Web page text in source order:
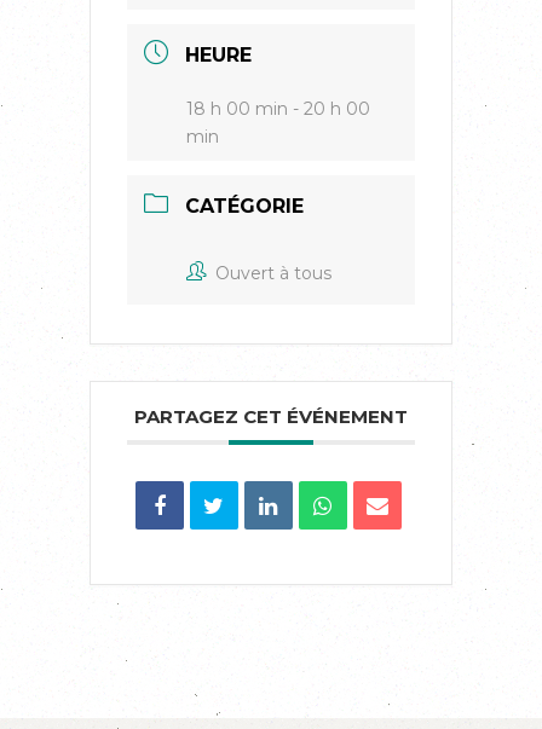
HEURE
18 h 00 min - 20 h 00
min
CATÉGORIE
Ouvert à tous
PARTAGEZ CET ÉVÉNEMENT